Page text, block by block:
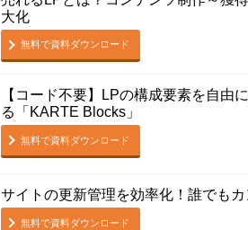
大化
無料で資料ダウンロード
【コード不要】LPの構成要素を自由
る「KARTE Blocks」
無料で資料ダウンロード
サイトの更新管理を効率化！誰でも
無料で資料ダウンロード